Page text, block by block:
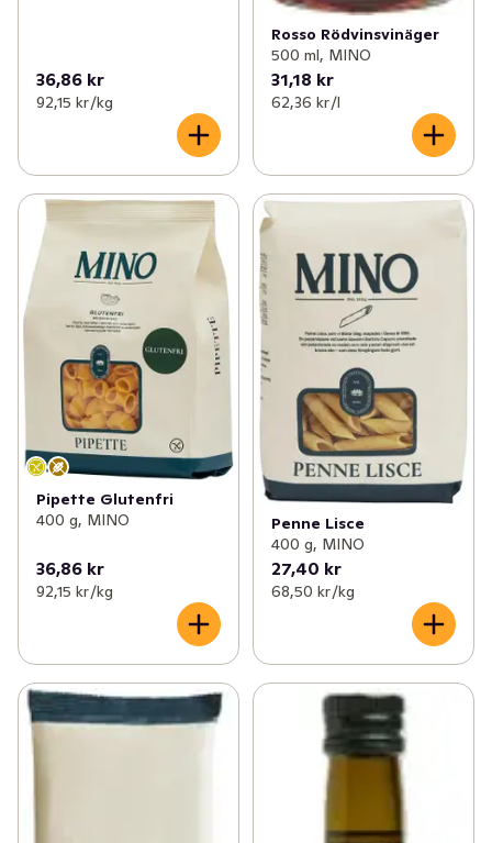
36,86 kr
92,15 kr /kg
Rosso Rödvinsvinäger
500 ml, MINO
31,18 kr
62,36 kr /l
Pipette Glutenfri
400 g, MINO
36,86 kr
92,15 kr /kg
Penne Lisce
400 g, MINO
27,40 kr
68,50 kr /kg